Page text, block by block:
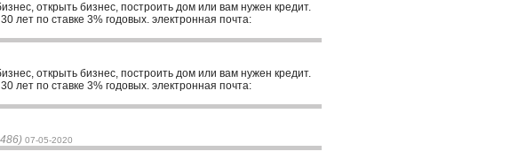
открыть бизнес, построить дом или вам нужен кредит.
лет по ставке 3% годовых. электронная почта:
открыть бизнес, построить дом или вам нужен кредит.
лет по ставке 3% годовых. электронная почта:
07-05-2020